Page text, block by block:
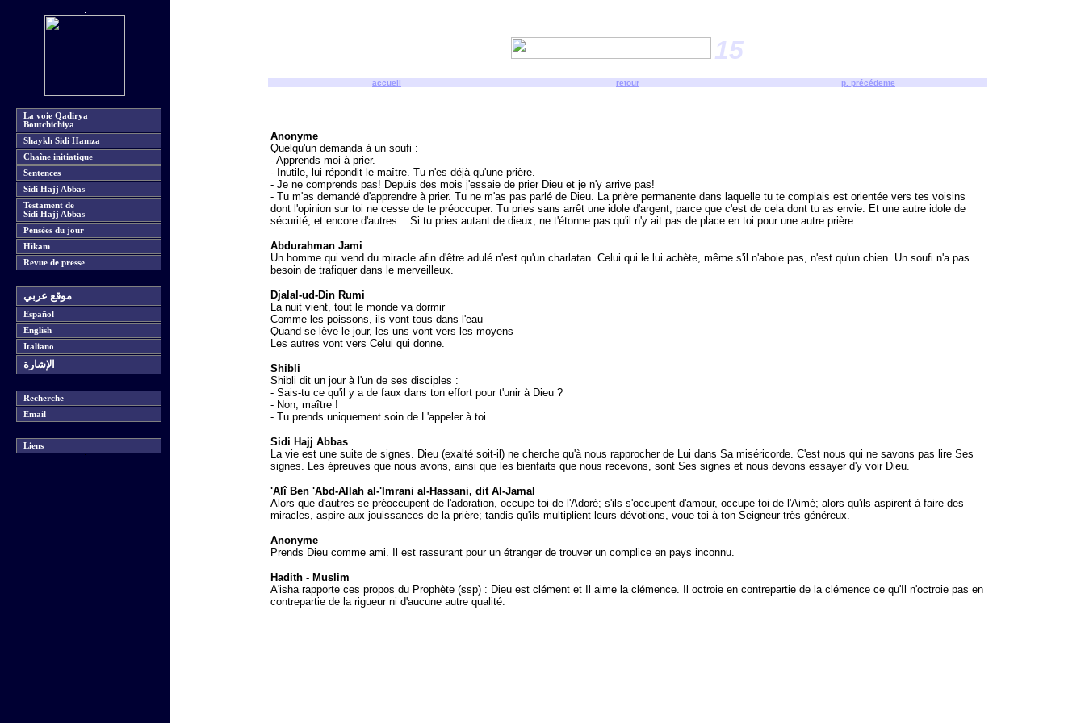
La voie Qadirya
Boutchichiya
Shaykh Sidi Hamza
Chaîne initiatique
Sentences
Sidi Hajj Abbas
Testament de
Sidi Hajj Abbas
Pensées du jour
Hikam
Revue de presse
موقع عربي
Español
English
Italiano
الإشارة
Recherche
Email
Liens
15
accueil retour p. précédente
Anonyme
Quelqu'un demanda à un soufi :
- Apprends moi à prier.
- Inutile, lui répondit le maître. Tu n'es déjà qu'une prière.
- Je ne comprends pas! Depuis des mois j'essaie de prier Dieu et je n'y arrive pas!
- Tu m'as demandé d'apprendre à prier. Tu ne m'as pas parlé de Dieu. La prière permanente dans laquelle tu te complais est orientée vers tes voisins
dont l'opinion sur toi ne cesse de te préoccuper. Tu pries sans arrêt une idole d'argent, parce que c'est de cela dont tu as envie. Et une autre idole de
sécurité, et encore d'autres... Si tu pries autant de dieux, ne t'étonne pas qu'il n'y ait pas de place en toi pour une autre prière.
Abdurahman Jami
Un homme qui vend du miracle afin d'être adulé n'est qu'un charlatan. Celui qui le lui achète, même s'il n'aboie pas, n'est qu'un chien. Un soufi n'a pas
besoin de trafiquer dans le merveilleux.
Djalal-ud-Din Rumi
La nuit vient, tout le monde va dormir
Comme les poissons, ils vont tous dans l'eau
Quand se lève le jour, les uns vont vers les moyens
Les autres vont vers Celui qui donne.
Shibli
Shibli dit un jour à l'un de ses disciples :
- Sais-tu ce qu'il y a de faux dans ton effort pour t'unir à Dieu ?
- Non, maître !
- Tu prends uniquement soin de L'appeler à toi.
Sidi Hajj Abbas
La vie est une suite de signes. Dieu (exalté soit-il) ne cherche qu'à nous rapprocher de Lui dans Sa miséricorde. C'est nous qui ne savons pas lire Ses
signes. Les épreuves que nous avons, ainsi que les bienfaits que nous recevons, sont Ses signes et nous devons essayer d'y voir Dieu.
'Alî Ben 'Abd-Allah al-'Imrani al-Hassani, dit Al-Jamal
Alors que d'autres se préoccupent de l'adoration, occupe-toi de l'Adoré; s'ils s'occupent d'amour, occupe-toi de l'Aimé; alors qu'ils aspirent à faire des
miracles, aspire aux jouissances de la prière; tandis qu'ils multiplient leurs dévotions, voue-toi à ton Seigneur très généreux.
Anonyme
Prends Dieu comme ami. Il est rassurant pour un étranger de trouver un complice en pays inconnu.
Hadith - Muslim
A'isha rapporte ces propos du Prophète (ssp) : Dieu est clément et Il aime la clémence. Il octroie en contrepartie de la clémence ce qu'Il n'octroie pas en
contrepartie de la rigueur ni d'aucune autre qualité.